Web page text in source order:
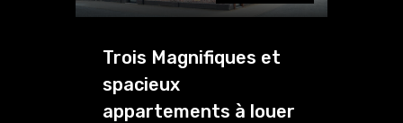
Trois Magnifiques et
spacieux
appartements à louer